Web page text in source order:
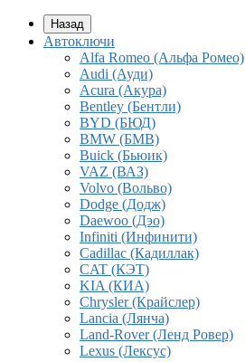
Назад
Автоключи
Alfa Romeo (Альфа Ромео)
Audi (Ауди)
Acura (Акура)
Bentley (Бентли)
BYD (БЮД)
BMW (БМВ)
Buick (Бьюик)
VAZ (ВАЗ)
Volvo (Вольво)
Dodge (Додж)
Daewoo (Дэо)
Infiniti (Инфинити)
Cadillac (Кадиллак)
CAT (КЭТ)
KIA (КИА)
Chrysler (Крайслер)
Lancia (Лянча)
Land-Rover (Ленд Ровер)
Lexus (Лексус)